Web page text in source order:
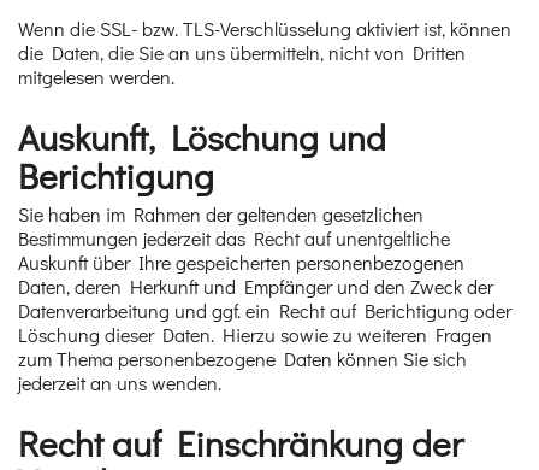
Wenn die SSL- bzw. TLS-Verschlüsselung aktiviert ist, können
die Daten, die Sie an uns übermitteln, nicht von Dritten
mitgelesen werden.
Auskunft, Löschung und
Berichtigung
Sie haben im Rahmen der geltenden gesetzlichen
Bestimmungen jederzeit das Recht auf unentgeltliche
Auskunft über Ihre gespeicherten personenbezogenen
Daten, deren Herkunft und Empfänger und den Zweck der
Datenverarbeitung und ggf. ein Recht auf Berichtigung oder
Löschung dieser Daten. Hierzu sowie zu weiteren Fragen
zum Thema personenbezogene Daten können Sie sich
jederzeit an uns wenden.
Recht auf Einschränkung der